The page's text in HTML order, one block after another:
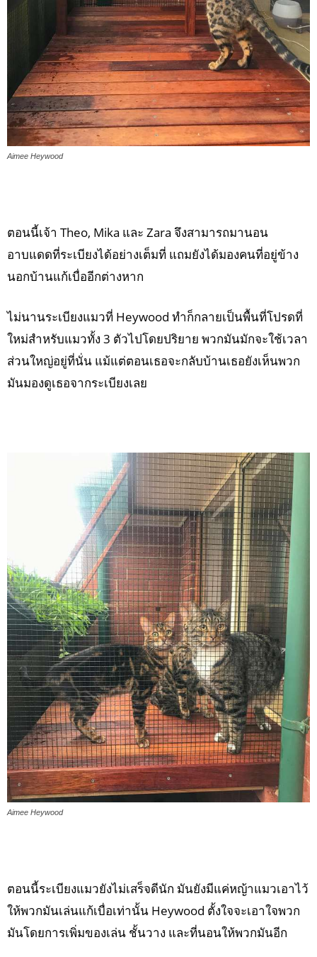
Aimee Heywood
ตอนนี้เจ้า Theo, Mika และ Zara จึงสามารถมานอน
อาบแดดที่ระเบียงได้อย่างเต็มที่ แถมยังได้มองคนที่อยู่ข้าง
นอกบ้านแก้เบื่ออีกต่างหาก
ไม่นานระเบียงแมวที่ Heywood ทำก็กลายเป็นพื้นที่โปรดที่
ใหม่สำหรับแมวทั้ง 3 ตัวไปโดยปริยาย พวกมันมักจะใช้เวลา
ส่วนใหญ่อยู่ที่นั่น แม้แต่ตอนเธอจะกลับบ้านเธอยังเห็นพวก
มันมองดูเธอจากระเบียงเลย
Aimee Heywood
ตอนนี้ระเบียงแมวยังไม่เสร็จดีนัก มันยังมีแค่หญ้าแมวเอาไว้
ให้พวกมันเล่นแก้เบื่อเท่านั้น Heywood ตั้งใจจะเอาใจพวก
มันโดยการเพิ่มของเล่น ชั้นวาง และที่นอนให้พวกมันอีก